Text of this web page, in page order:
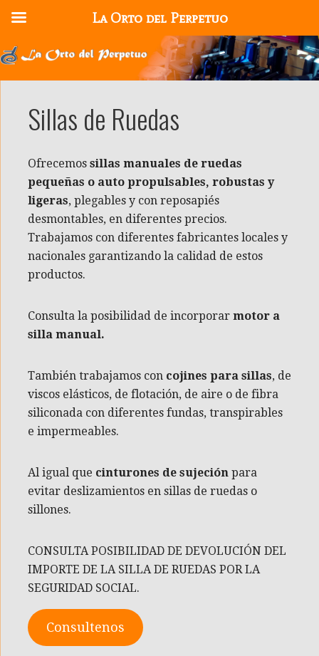
Saltar
al
contenido
Sillas de Ruedas
Ofrecemos sillas manuales de ruedas
pequeñas o auto propulsables, robustas y
ligeras, plegables y con reposapiés
desmontables, en diferentes precios.
Trabajamos con diferentes fabricantes locales y
nacionales garantizando la calidad de estos
productos.
Consulta la posibilidad de incorporar motor a
silla manual.
También trabajamos con cojines para sillas, de
viscos elásticos, de flotación, de aire o de fibra
siliconada con diferentes fundas, transpirables
e impermeables.
Al igual que cinturones de sujeción para
evitar deslizamientos en sillas de ruedas o
sillones.
CONSULTA POSIBILIDAD DE DEVOLUCIÓN DEL
IMPORTE DE LA SILLA DE RUEDAS POR LA
SEGURIDAD SOCIAL.
Consultenos
La Orto del Perpetuo